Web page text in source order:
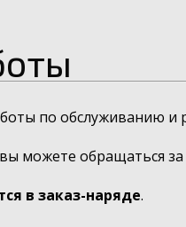
по обслуживанию и
можете обращаться
в заказ-наряде.